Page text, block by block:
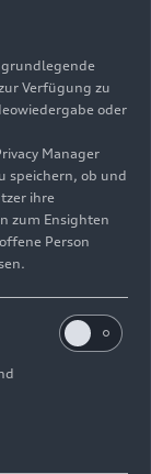
bei der Oper
grundlegende
Verfügung zu
oder
Manager
speichern, ob und
ihre
zum Ensighten
Person